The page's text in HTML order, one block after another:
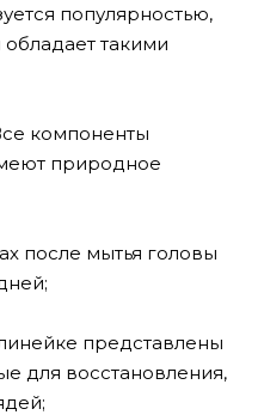
популярностью,
такими
компоненты
природное
после мытья головы
представлены
для восстановления,